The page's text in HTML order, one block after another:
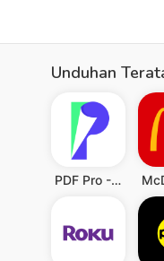
Unduhan
PDF Pro - Reader & Maker